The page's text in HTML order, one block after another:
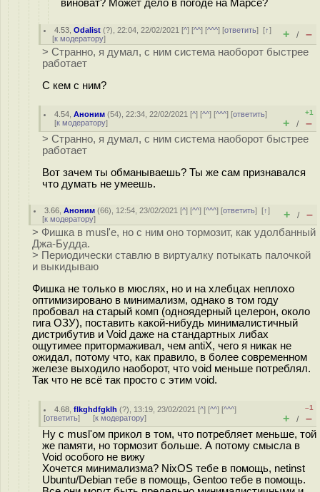
виноват? Может дело в погоде на Марсе?
4.53 ,Odalist (?), 22:04, 22/02/2021 [^] [^^] [^^^] [ответить][↑]
[к модератору] + / –
> Странно, я думал, с ним система наоборот быстрее
работает
С кем с ним?
4.54 ,Аноним (54), 22:34, 22/02/2021 [^] [^^] [^^^] [ответить]
[к модератору]
+1
+ / –
> Странно, я думал, с ним система наоборот быстрее
работает
Вот зачем ты обманываешь? Ты же сам признавался
что думать не умеешь.
3.66 ,Аноним (66), 12:54, 23/02/2021 [^] [^^] [^^^] [ответить][↑]
[к модератору] + / –
> Фишка в musl'е, но с ним оно тормозит, как удолбанный
Джа-Будда.
> Периодически ставлю в виртуалку потыкать палочкой
и выкидываю
Фишка не только в мюслях, но и на хлебцах неплохо
оптимизировано в минимализм, однако в том году
пробовал на старый комп (одноядерный целерон, около
гига ОЗУ), поставить какой-нибудь минималистичный
дистрибутив и Void даже на стандартных либах
ощутимее притормаживал, чем antiX, чего я никак не
ожидал, потому что, как правило, в более современном
железе выходило наоборот, что void меньше потреблял.
Так что не всё так просто с этим void.
4.68 ,flkghdfgklh (?), 13:19, 23/02/2021 [^] [^^] [^^^]
[ответить] [к модератору]
–1
+ / –
Ну с musl'ом прикол в том, что потребляет меньше, той
же памяти, но тормозит больше. А потому смысла в
Void особого не вижу
Хочется минимализма? NixOS тебе в помощь, netinst
Ubuntu/Debian тебе в помощь, Gentoo тебе в помощь.